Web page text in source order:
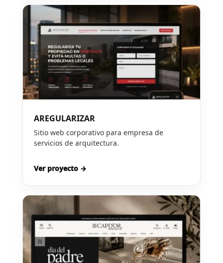
AREGULARIZAR
Sitio web corporativo para empresa de
servicios de arquitectura.
Ver proyecto →